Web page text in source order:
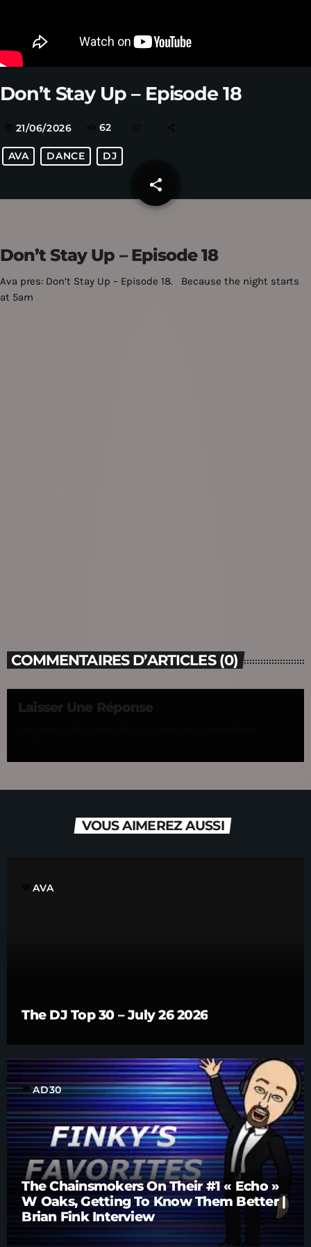
Don’t Stay Up – Episode 18
21/06/2026 62
AVA DANCE DJ
share
email
Don’t Stay Up – Episode 18
Ava pres: Don’t Stay Up – Episode 18. Because the night starts
at 5am
COMMENTAIRES D’ARTICLES (0)
Laisser Une Réponse
VOUS AIMEREZ AUSSI
AVA
The DJ Top 30 – July 26 2026
labelAD30
The Chainsmokers On Their #1 « Echo »
W Oaks, Getting To Know Them Better |
Brian Fink Interview